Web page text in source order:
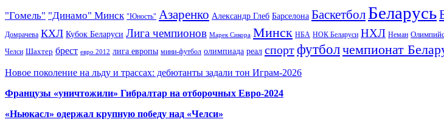
"Гомель" "Динамо" Минск "Юность" Азаренко Александр Глеб Барселона Баскетбол Беларусь
Домрачева КХЛ Кубок Беларуси Лига чемпионов Марек Сикора Минск НБА НОК Беларуси НХЛ Неман
Челси Шахтер брест евро 2012 лига европы мини-футбол олимпиада реал спортфутболчемпионат
Новое поколение на льду и трассах: дебютанты задали тон Играм-2026
Французы «уничтожили» Гибралтар на отборочных Евро-2024
«Ньюкасл» одержал крупную победу над «Челси»